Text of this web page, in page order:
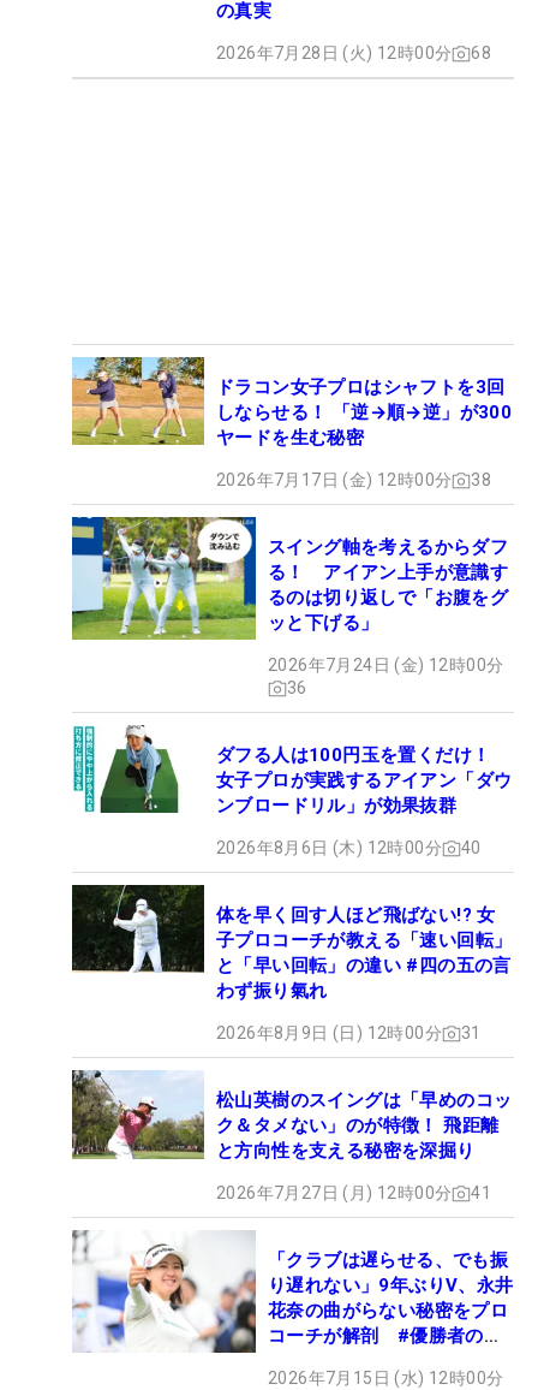
の真実
2026年7月28日 (火) 12時00分 68
ドラコン女子プロはシャフトを3回
しならせる！ 「逆→順→逆」が300
ヤードを生む秘密
2026年7月17日 (金) 12時00分 38
スイング軸を考えるからダフ
る！ アイアン上手が意識す
るのは切り返しで「お腹をグ
ッと下げる」
2026年7月24日 (金) 12時00分
36
ダフる人は100円玉を置くだけ！
女子プロが実践するアイアン「ダウ
ンブロードリル」が効果抜群
2026年8月6日 (木) 12時00分 40
体を早く回す人ほど飛ばない!? 女
子プロコーチが教える「速い回転」
と「早い回転」の違い #四の五の言
わず振り氣れ
2026年8月9日 (日) 12時00分 31
松山英樹のスイングは「早めのコッ
ク＆タメない」のが特徴！ 飛距離
と方向性を支える秘密を深掘り
2026年7月27日 (月) 12時00分 41
「クラブは遅らせる、でも振
り遅れない」9年ぶりV、永井
花奈の曲がらない秘密をプロ
コーチが解剖 #優勝者のス
2026年7月15日 (水) 12時00分